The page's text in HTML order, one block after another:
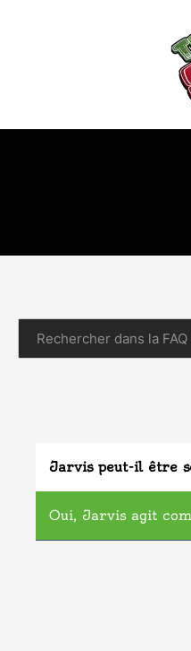
Jarvis peut-il être
Oui, Jarvis agit